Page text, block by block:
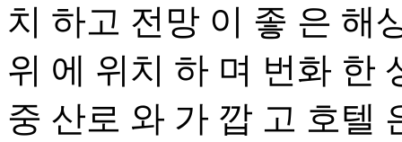
치 하고 전망 이 좋 은 해
위 에 위치 하 며 번화 한
중 산로 와 가 깝 고 호텔